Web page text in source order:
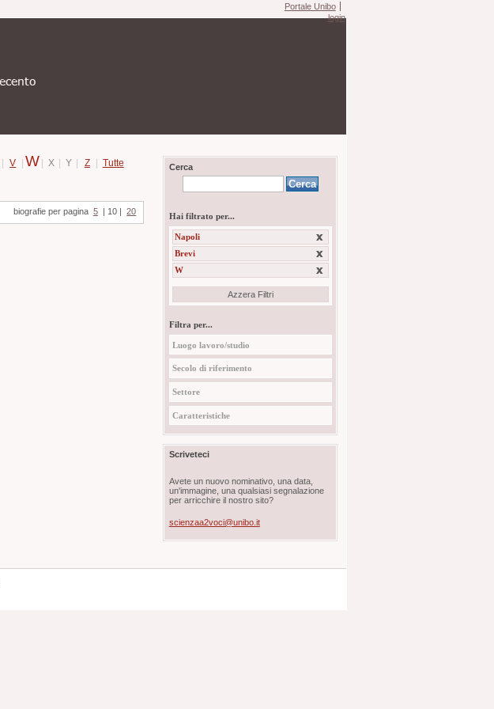
Portale Unibo
login
| V | W | X | Y | Z | Tutte
biografie per pagina 5 10 20
Cerca
Hai filtrato per...
Napoli
Brevi
W
Azzera Filtri
Filtra per...
Luogo lavoro/studio
Secolo di riferimento
Settore
Caratteristiche
Scriveteci
Avete un nuovo nominativo, una data,
un'immagine, una qualsiasi segnalazione
per arricchire il nostro sito?
scienzaa2voci@unibo.it